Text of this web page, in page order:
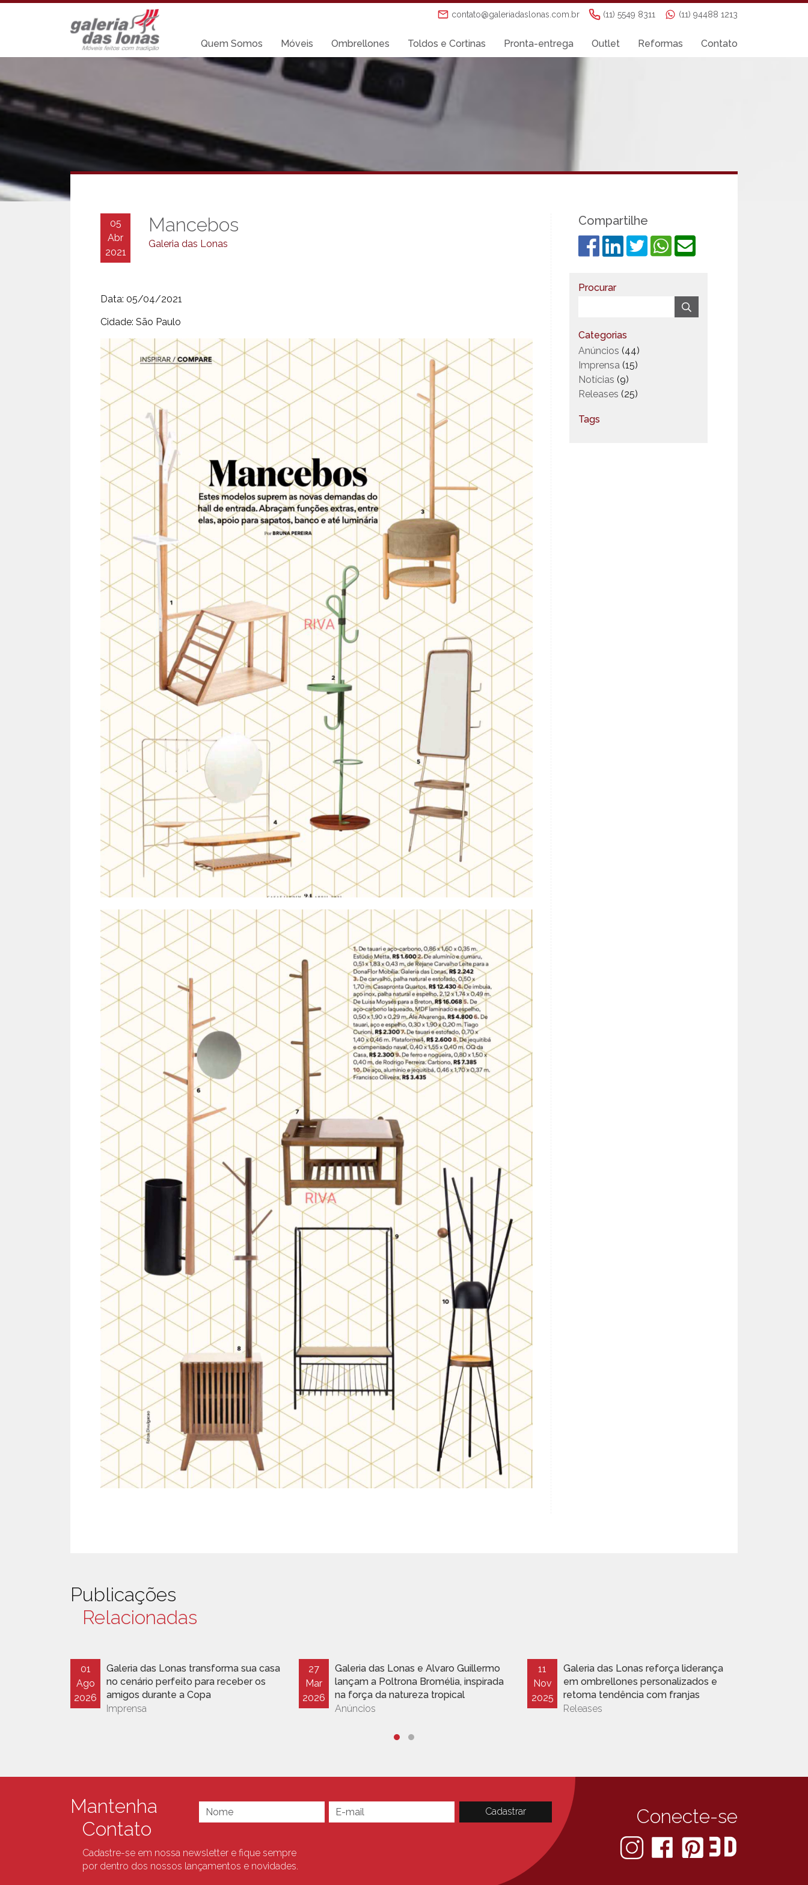
contato@galeriadaslonas.com.br (11) 5549 8311 (11) 94488 1213
Quem Somos Móveis Ombrellones Toldos e Cortinas Pronta-entrega Outlet Reformas Contato
05
Abr
2021
Mancebos
Galeria das Lonas
Data: 05/04/2021
Cidade: São Paulo
Compartilhe
Procurar
Categorias
Anúncios (44)
Imprensa (15)
Notícias (9)
Releases (25)
Tags
Publicações
Relacionadas
01
Ago
2026
Galeria das Lonas transforma sua casa
no cenário perfeito para receber os
amigos durante a Copa
Imprensa
27
Mar
2026
Galeria das Lonas e Alvaro Guillermo
lançam a Poltrona Bromélia, inspirada
na força da natureza tropical
Anúncios
11
Nov
2025
Galeria das Lonas reforça liderança
em ombrellones personalizados e
retoma tendência com franjas
Releases
Mantenha
Contato
Cadastre-se em nossa newsletter e fique sempre
por dentro dos nossos lançamentos e novidades.
Conecte-se